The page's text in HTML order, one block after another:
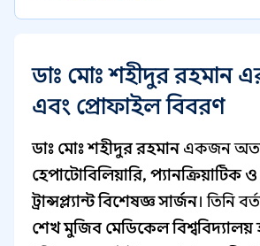
ডাঃ মোঃ শহীদুর রহমান
এবং প্রোফাইল বিবরণ
ডাঃ মোঃ শহীদুর রহমান একজন
হেপাটোবিলিয়ারি, প্যানক্রিয়াটিক
ট্রান্সপ্ল্যান্ট বিশেষজ্ঞ সার্জন। তিনি
শেখ মুজিব মেডিকেল বিশ্ববিদ্যালয়